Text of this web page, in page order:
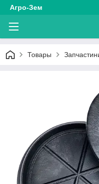
Агро-Зем
Товары